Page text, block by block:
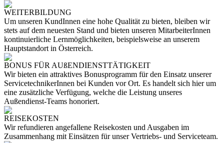
WEITERBILDUNG
Um unseren KundInnen eine hohe Qualität zu bieten, bleiben wir
stets auf dem neuesten Stand und bieten unseren MitarbeiterInnen
kontinuierliche Lernmöglichkeiten, beispielsweise an unserem
Hauptstandort in Österreich.
BONUS FÜR AUßENDIENSTTÄTIGKEIT
Wir bieten ein attraktives Bonusprogramm für den Einsatz unserer
ServicetechnikerInnen bei Kunden vor Ort. Es handelt sich hier um
eine zusätzliche Verfügung, welche die Leistung unseres
Außendienst-Teams honoriert.
REISEKOSTEN
Wir refundieren angefallene Reisekosten und Ausgaben im
Zusammenhang mit Einsätzen für unser Vertriebs- und Serviceteam.